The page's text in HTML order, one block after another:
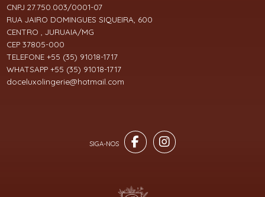
CNPJ 27.750.003/0001-07
RUA JAIRO DOMINGUES SIQUEIRA, 600
CENTRO , JURUAIA/MG
CEP 37805-000
TELEFONE +55 (35) 91018-1717
WHATSAPP +55 (35) 91018-1717
doceluxolingerie@hotmail.com